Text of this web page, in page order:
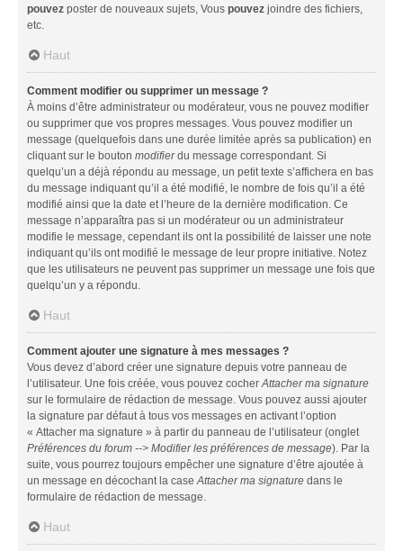
pouvez poster de nouveaux sujets, Vous pouvez joindre des fichiers,
etc.
Haut
Comment modifier ou supprimer un message ?
À moins d’être administrateur ou modérateur, vous ne pouvez modifier
ou supprimer que vos propres messages. Vous pouvez modifier un
message (quelquefois dans une durée limitée après sa publication) en
cliquant sur le bouton modifierdu message correspondant. Si
quelqu’un a déjà répondu au message, un petit texte s’affichera en bas
du message indiquant qu’il a été modifié, le nombre de fois qu’il a été
modifié ainsi que la date et l’heure de la dernière modification. Ce
message n’apparaîtra pas si un modérateur ou un administrateur
modifie le message, cependant ils ont la possibilité de laisser une note
indiquant qu’ils ont modifié le message de leur propre initiative. Notez
que les utilisateurs ne peuvent pas supprimer un message une fois que
quelqu’un y a répondu.
Haut
Comment ajouter une signature à mes messages ?
Vous devez d’abord créer une signature depuis votre panneau de
l’utilisateur. Une fois créée, vous pouvez cocher Attacher ma signature
sur le formulaire de rédaction de message. Vous pouvez aussi ajouter
la signature par défaut à tous vos messages en activant l’option
« Attacher ma signature » à partir du panneau de l’utilisateur (onglet
Préférences du forum --> Modifier les préférences de message). Par la
suite, vous pourrez toujours empêcher une signature d’être ajoutée à
un message en décochant la case Attacher ma signature dans le
formulaire de rédaction de message.
Haut